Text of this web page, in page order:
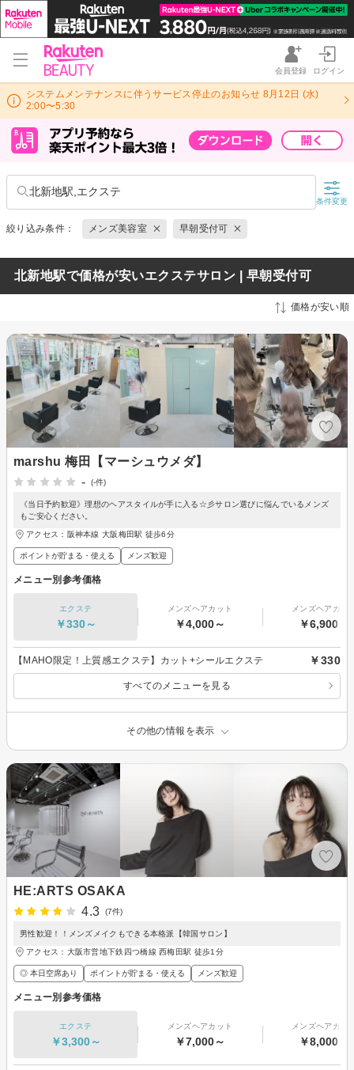
会員登録 ログイン
システムメンテナンスに伴うサービス停止のお知らせ 8月12日 (水)
2:00〜5:30
北新地駅,エクステ
条件変更
絞り込み条件： メンズ美容室 早朝受付可
北新地駅で価格が安いエクステサロン | 早朝受付可
価格が安い順
marshu 梅田【マーシュウメダ】
-
(-件)
《当日予約歓迎》理想のヘアスタイルが手に入る☆彡サロン選びに悩んでいるメンズ
もご安心ください。
アクセス：阪神本線 大阪梅田駅 徒歩6分
ポイントが貯まる・使える メンズ歓迎
メニュー別参考価格
エクステ
￥330～
メンズヘアカット
￥4,000～
メンズヘアカラ
￥6,900～
【MAHO限定！上質感エクステ】カット+シールエクステ ￥330
すべてのメニューを見る
その他の情報を表示
HE:ARTS OSAKA
4.3
(7件)
男性歓迎！！メンズメイクもできる本格派【韓国サロン】
アクセス：大阪市営地下鉄四つ橋線 西梅田駅 徒歩1分
◎ 本日空席あり ポイントが貯まる・使える メンズ歓迎
メニュー別参考価格
エクステ
￥3,300～
メンズヘアカット
￥7,000～
メンズヘアカラ
￥8,000～